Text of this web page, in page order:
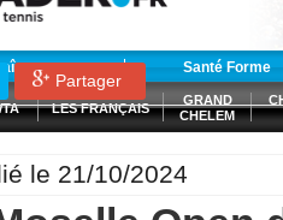
Santé Forme
LES FRANÇAIS
GRAND
CHELEM
Partager
le 21/10/2024